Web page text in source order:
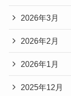
2026年3月
2026年2月
2026年1月
2025年12月